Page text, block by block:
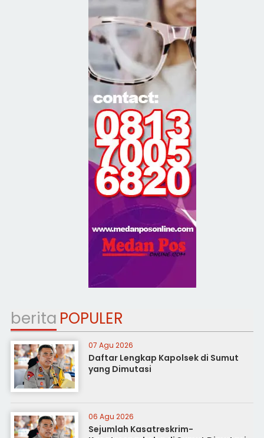
berita POPULER
07 Agu 2026
Daftar Lengkap Kapolsek di Sumut
yang Dimutasi
06 Agu 2026
Sejumlah Kasatreskrim-